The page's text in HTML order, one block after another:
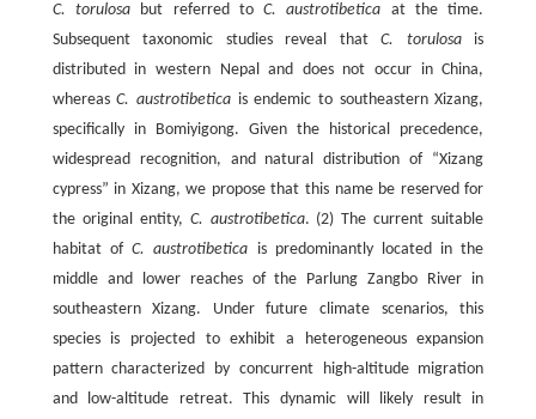
C. torulosabut referred toC. austrotibetica at the time.
Subsequent taxonomic studies reveal thatC. torulosais
distributed in western Nepal and does not occur in China,
whereasC. austrotibeticais endemic to southeastern Xizang,
specifically in Bomiyigong. Given the historical precedence,
widespread recognition, and natural distribution of “Xizang
cypress” in Xizang, we propose that this name be reserved for
the original entity, C. austrotibetica. (2) The current suitable
habitat ofC. austrotibetica is predominantly located in the
middle and lower reaches of the Parlung Zangbo River in
southeastern Xizang. Under future climate scenarios, this
species is projected to exhibit a heterogeneous expansion
pattern characterized by concurrent high-altitude migration
and low-altitude retreat. This dynamic will likely result in